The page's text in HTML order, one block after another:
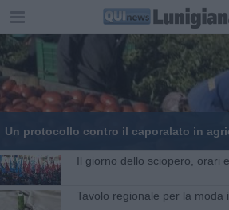
Un protocollo contro il caporalato in
Il giorno dello sciopero, orari
Tavolo regionale per la moda